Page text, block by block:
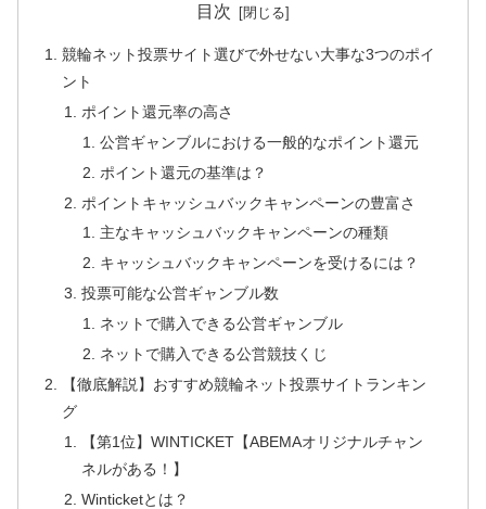
目次
競輪ネット投票サイト選びで外せない大事な3つのポイ
ント
ポイント還元率の高さ
公営ギャンブルにおける一般的なポイント還元
ポイント還元の基準は？
ポイントキャッシュバックキャンペーンの豊富さ
主なキャッシュバックキャンペーンの種類
キャッシュバックキャンペーンを受けるには？
投票可能な公営ギャンブル数
ネットで購入できる公営ギャンブル
ネットで購入できる公営競技くじ
【徹底解説】おすすめ競輪ネット投票サイトランキン
グ
【第1位】WINTICKET【ABEMAオリジナルチャン
ネルがある！】
Winticketとは？